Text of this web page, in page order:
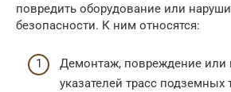
повредить оборудование или
безопасности. К ним относятся:
Демонтаж, повреждение или
указателей трасс подземных